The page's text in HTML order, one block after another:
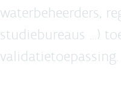
waterbeheerders,
studiebureaus ...)
validatietoepassing.